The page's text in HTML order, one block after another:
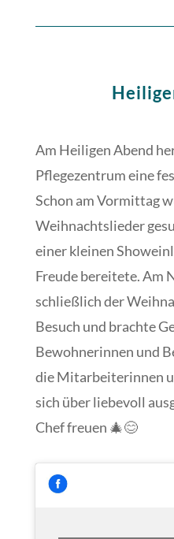
Am Heiligen Abend
Pflegezentrum eine
Schon am Vormittag
Weihnachtslieder
einer kleinen
Freude bereitete. Am
schließlich der
Besuch und brachte
Bewohnerinnen und
die Mitarbeiterinnen
sich über liebevoll
Chef freuen 🎄😊